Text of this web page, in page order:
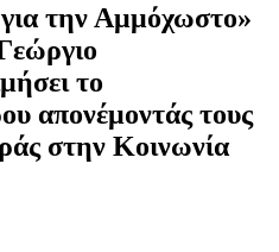
την Αμμόχωστο»
το
απονέμοντάς τους
στην Κοινωνία